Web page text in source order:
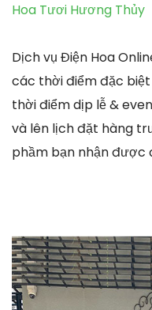
Hoa Tươi Hương Thủy
Dịch vụ Điện Hoa
các thời điểm đặc
thời điểm dịp lễ &
và lên lịch đặt hàng
phầm bạn nhận được